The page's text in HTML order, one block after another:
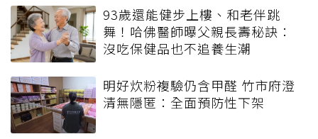
93歲還能健步上樓、和老伴跳
舞！哈佛醫師曝父親長壽秘訣：
沒吃保健品也不追養生潮
明好炊粉複驗仍含甲醛 竹市府澄
清無隱匿：全面預防性下架